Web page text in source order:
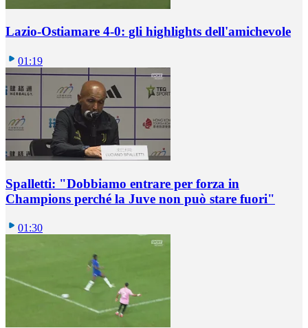
Lazio-Ostiamare 4-0: gli highlights dell'amichevole
01:19
Spalletti: "Dobbiamo entrare per forza in
Champions perché la Juve non può stare fuori"
01:30